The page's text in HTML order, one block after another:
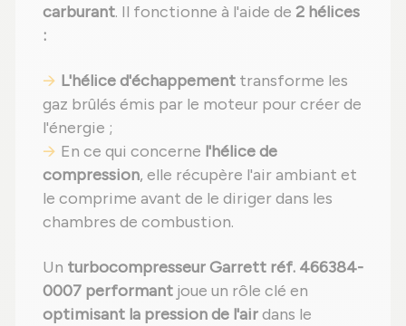
carburant. Il fonctionne à l'aide de 2 hélices
:
L'hélice d'échappement transforme les
gaz brûlés émis par le moteur pour créer de
l'énergie ;
En ce qui concerne l'hélice de
compression, elle récupère l'air ambiant et
le comprime avant de le diriger dans les
chambres de combustion.
Un turbocompresseur Garrett réf. 466384-
0007 performant joue un rôle clé en
optimisant la pression de l'airdans le